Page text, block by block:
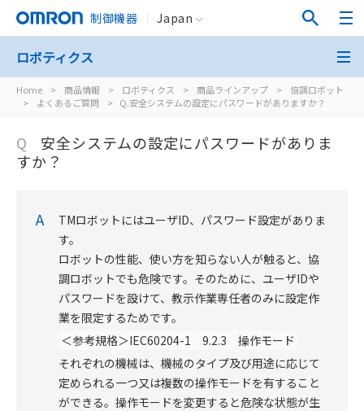
制御機器 Japan
Home > 商品情報 > ロボティクス > 商品ラインアップ >
協調ロボット
>
よくあるご質問 > Q.安全システムの設定にパスワードがありますか？
ロボティクス
Q
安全システムの設定にパスワードがありま
すか？
A
TMロボットにはユーザID、パスワード設定がありま
す。
ロボットの性能、使い方を知らない人が触ると、協
調ロボットでも危険です。そのために、ユーザIDや
パスワードを設けて、教示作業専任者のみに設定作
業を限定するためです。
＜参考規格＞IEC60204-1 9.2.3 操作モード
それぞれの機械は、機械のタイプ及び用途に応じて
定められる一つ又は複数の操作モードを有すること
ができる。操作モードを変更すると危険な状態が生